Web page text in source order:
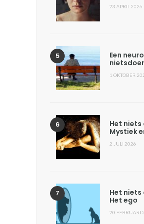
23 APRIL 2026
Een
1 OKTOBER
Het
Mystiek
2 JULI 2026
Het niets
Het ego
20 FEBRUARI